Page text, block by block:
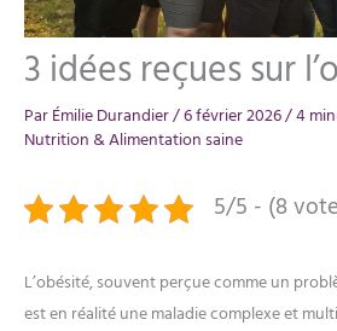
3 idées reçues sur
ParÉmilie Durandier/6 février 2026/4
Nutrition & Alimentation saine
5/5 - (8
L’obésité, souvent perçue comme un
est en réalité une maladie complexe et